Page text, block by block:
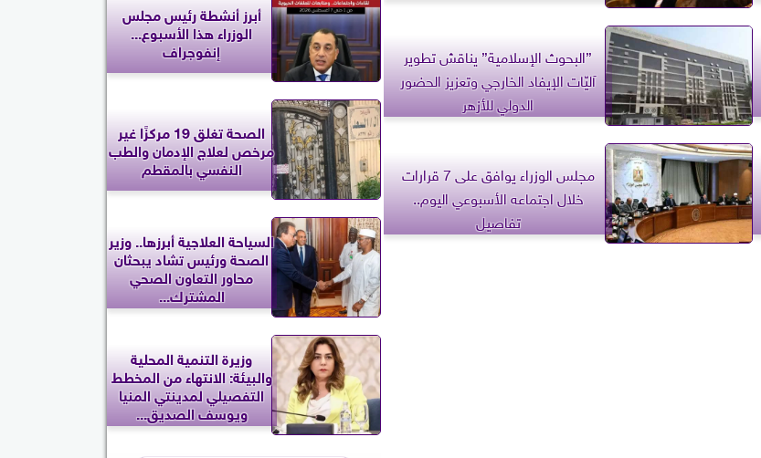
”البحوث الإسلامية” يناقش تطوير
آليّات الإيفاد الخارجي وتعزيز الحضور
الدولي للأزهر
مجلس الوزراء يوافق على 7 قرارات
خلال اجتماعه الأسبوعي اليوم..
تفاصيل
أبرز أنشطة رئيس مجلس
الوزراء هذا الأسبوع...
إنفوجراف
الصحة تغلق 19 مركزًا غير
مرخص لعلاج الإدمان والطب
النفسي بالمقطم
السياحة العلاجية أبرزها.. وزير
الصحة ورئيس تشاد يبحثان
محاور التعاون الصحي
المشترك...
وزيرة التنمية المحلية
والبيئة: الانتهاء من المخطط
التفصيلي لمدينتي المنيا
ويوسف الصديق...